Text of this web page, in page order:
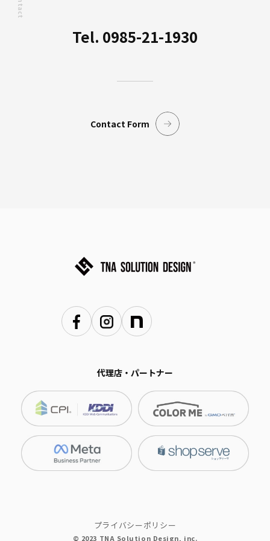
Tel. 0985-21-1930
Contact Form
代理店・パートナー
プライバシーポリシー
© 2023 TNA Solution Design, inc.